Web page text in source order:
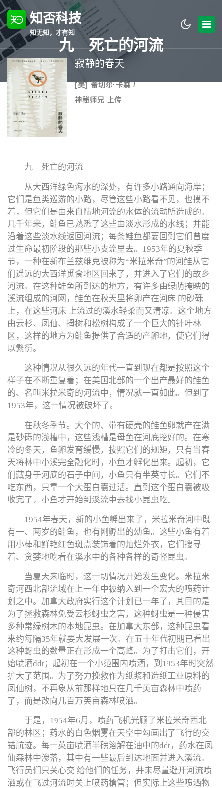
知否科技
知无知，才有知
九 死亡的河流
寂静的春天
[美] 蕾切尔·卡森 /
神秘师兄 上传
九 死亡的河流
从大西洋绿色海水的深处，有许多小路通向海岸；
它们是鱼类巡游的小路，尽管这些小路看不见，也摸不
着，但它们是由来自陆地河流的水体的流动所造成的。
几千年来，鲑鱼已熟悉了这些由淡水形成的水线；并能
沿着这些淡水线返回河流；每条鲑鱼都要回到它们曾度
过生命最初阶段的那些小支流里去。1953年的夏秋季
节，一种在新布兰兹维克被称为“米拉米奇”的河鲑从它
们遥远的大西洋觅食地区回来了，并进入了它们的故乡
河流。在这种鲑鱼所到达的地方，有许多由绿荫掩映的
溪流组成的河网，鲑鱼在秋天里将卵产在河床 的砂砾
上，在这些河床 上流过的溪水轻柔而又清凉。这个地方
由云杉、凤仙、拇树和松树构成了一个巨大的针叶林
区，这样的地方为鲑鱼提供了合适的产卵地，使它们得
以繁衍。
这种情况从很久远的年代一直到现在都是按照这个
样子在不断重复着；在美国北部的一个出产最好的鲑鱼
的、名叫米拉米奇的河流中，情况就一直如此。但到了
1953年，这一情况被破坏了。
在秋冬季节。大个的、带有硬壳的鲑鱼卵就产在满
是砂砾的浅槽中，这些浅槽是母鱼在河底挖好的。在寒
冷的冬天，鱼卵发育缓慢，按照它们的规矩，只有当春
天将林中小溪完全融化时，小鱼才孵化出来。起初，它
们藏身于河底的石子中间，小鱼只有半英寸长。它们不
吃东西，只靠一个大蛋白囊过活。直到这个蛋白囊被吸
收完了，小鱼才开始到溪流中去找小昆虫吃。
1954年春天，新的小鱼孵出来了，米拉米奇河中既
有一、两岁的鲑鱼，也有刚孵出的幼鱼。这些小鱼有着
用小棒和鲜艳红色斑点装饰着的灿烂外衣，它们搜寻
着、贪婪地吃看在溪水中的各种各样的奇怪昆虫。
当夏天来临时，这一切情况开始发生变化。米拉米
奇河西北部流域在上一年中被纳入到一个宏大的喷药计
划之中。加拿大政府实行这个计划已一年了，其目的是
为了拯救森林免受云杉蚜虫之害，这种蚜虫是一种侵害
多种常绿树木的本地昆虫。在加拿大东部，这种昆虫看
来约每隔35年就要大发展一次。在五十年代初期已看出
这种蚜虫的数量正在形成一个高峰。为了打击它们，开
始喷洒ddt；起初在一个小范围内喷洒，到1953年时突然
扩大了范围。为了努力挽救作为纸浆和造纸工业原料的
凤仙树，不再象从前那样地只在几千英亩森林中喷药
了，而是改向几百万英亩森林喷洒。
于是，1954年6月，喷药飞机光顾了米拉米奇西北
部的林区；药水的白色烟雾在天空中勾画出了飞行的交
错航迹。每一英亩喷洒半磅溶解在油中的ddt，药水在凤
仙森林中渗落，其中有一些最后到达地面并进入溪流。
飞行员们只关心交 给他们的任务，并未尽量避开河流喷
洒或在飞过河流时关上喷药槍管；但实际上这些喷洒物